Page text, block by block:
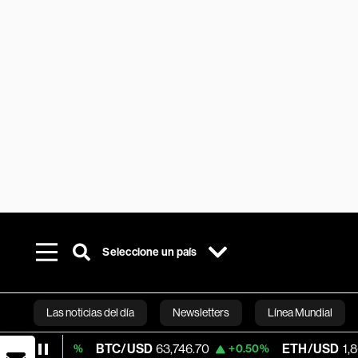
Seleccione un país
Las noticias del día Newsletters Línea Mundial
Bloomberg
BTC/USD 63,746.70 +0.50% ETH/USD 1,867.248 -